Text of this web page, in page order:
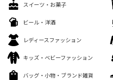
スイーツ・お菓子
ビール・洋酒
レディースファッション
キッズ・ベビーファッション
バッグ・小物・ブランド雑貨